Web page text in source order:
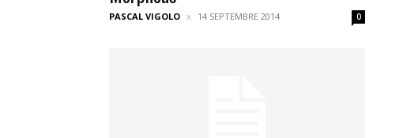
PASCAL VIGOLO 14 SEPTEMBRE 2014 0